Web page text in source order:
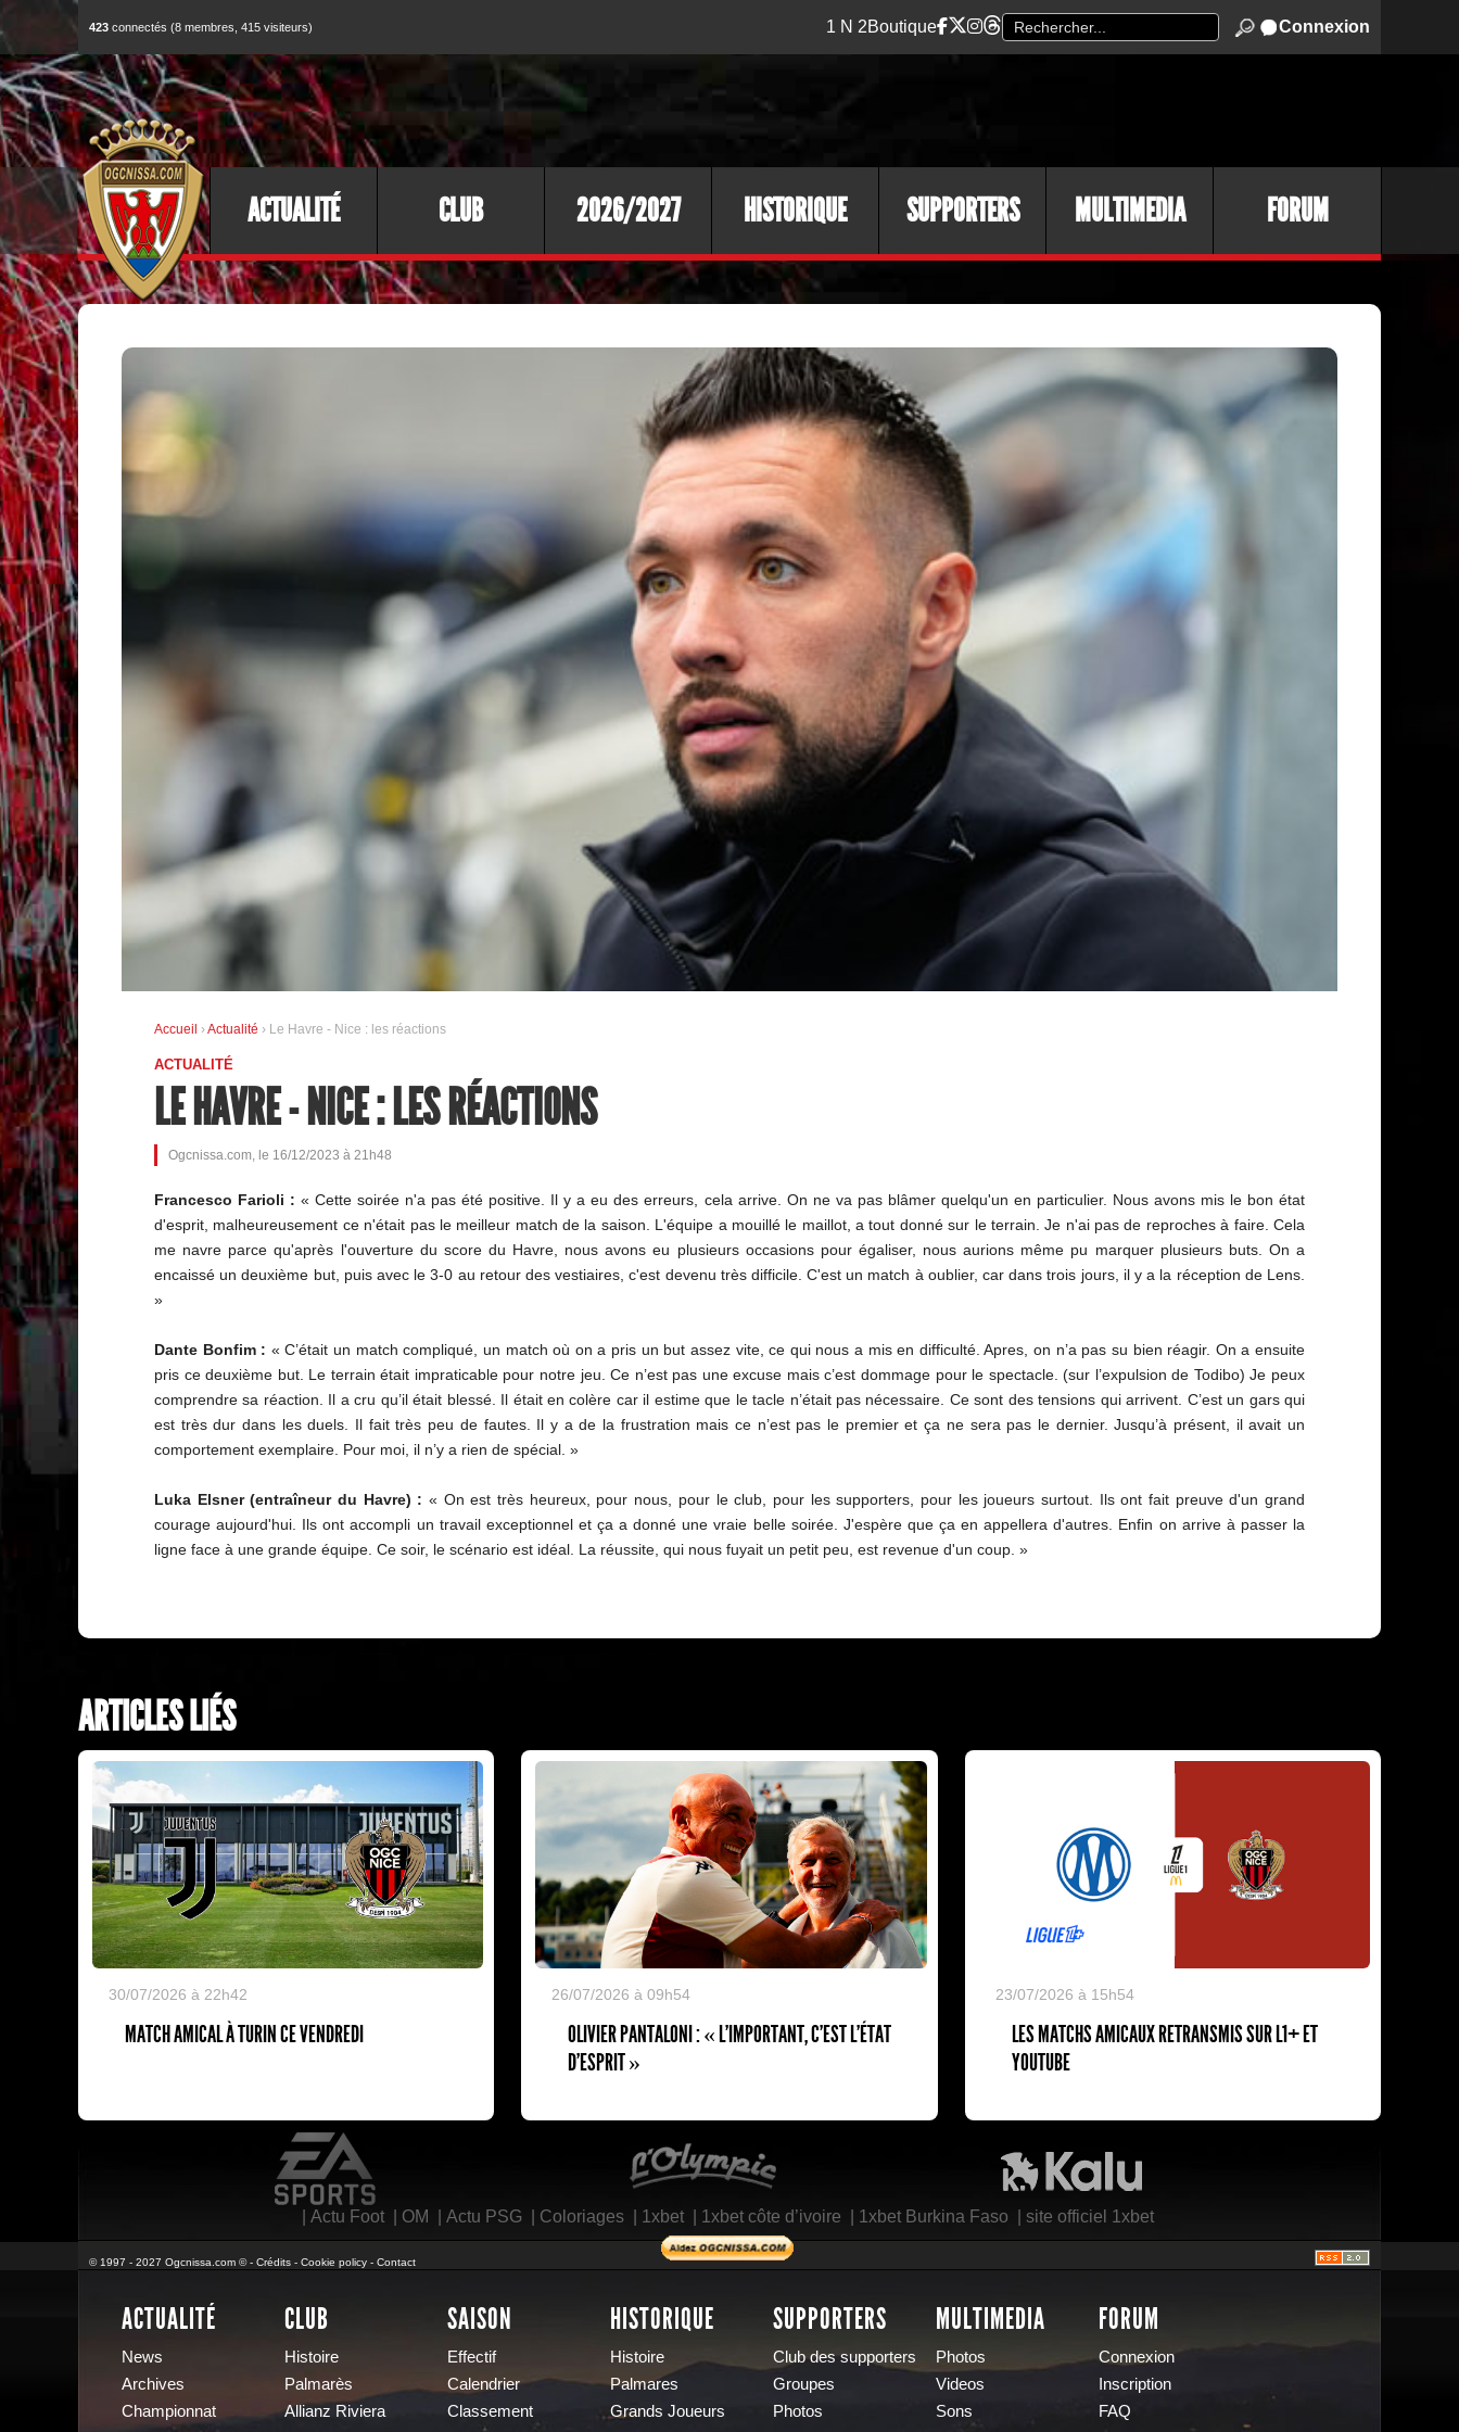
423 connectés (8 membres, 415 visiteurs) 1 N 2Boutique Connexion
ACTUALITÉ CLUB 2026/2027 HISTORIQUE SUPPORTERS MULTIMEDIA FORUM
Accueil ›Actualité › Le Havre - Nice : les réactions
ACTUALITÉ
LE HAVRE - NICE : LES RÉACTIONS
Ogcnissa.com, le 16/12/2023 à 21h48
Francesco Farioli : « Cette soirée n'a pas été positive. Il y a eu des erreurs, cela arrive. On ne va pas blâmer quelqu'un en particulier. Nous avons mis le bon état
d'esprit, malheureusement ce n'était pas le meilleur match de la saison. L'équipe a mouillé le maillot, a tout donné sur le terrain. Je n'ai pas de reproches à faire. Cela
me navre parce qu'après l'ouverture du score du Havre, nous avons eu plusieurs occasions pour égaliser, nous aurions même pu marquer plusieurs buts. On a
encaissé un deuxième but, puis avec le 3-0 au retour des vestiaires, c'est devenu très difficile. C'est un match à oublier, car dans trois jours, il y a la réception de Lens.
»
Dante Bonfim : « C’était un match compliqué, un match où on a pris un but assez vite, ce qui nous a mis en difficulté. Apres, on n’a pas su bien réagir. On a ensuite
pris ce deuxième but. Le terrain était impraticable pour notre jeu. Ce n’est pas une excuse mais c’est dommage pour le spectacle. (sur l’expulsion de Todibo) Je peux
comprendre sa réaction. Il a cru qu’il était blessé. Il était en colère car il estime que le tacle n’était pas nécessaire. Ce sont des tensions qui arrivent. C’est un gars qui
est très dur dans les duels. Il fait très peu de fautes. Il y a de la frustration mais ce n’est pas le premier et ça ne sera pas le dernier. Jusqu’à présent, il avait un
comportement exemplaire. Pour moi, il n’y a rien de spécial. »
Luka Elsner (entraîneur du Havre) : « On est très heureux, pour nous, pour le club, pour les supporters, pour les joueurs surtout. Ils ont fait preuve d'un grand
courage aujourd'hui. Ils ont accompli un travail exceptionnel et ça a donné une vraie belle soirée. J'espère que ça en appellera d'autres. Enfin on arrive à passer la
ligne face à une grande équipe. Ce soir, le scénario est idéal. La réussite, qui nous fuyait un petit peu, est revenue d'un coup. »
ARTICLES LIÉS
30/07/2026 à 22h42
MATCH AMICAL À TURIN CE VENDREDI
26/07/2026 à 09h54
OLIVIER PANTALONI : « L'IMPORTANT, C'EST L'ÉTAT
D'ESPRIT »
23/07/2026 à 15h54
LES MATCHS AMICAUX RETRANSMIS SUR L1+ ET
YOUTUBE
Actu Foot| OM Actu PSG| Coloriages| 1xbet| 1xbet côte d’ivoire 1xbet Burkina Faso site officiel 1xbet
© 1997 - 2027 Ogcnissa.com © - Crédits - Cookie policy - Contact
ACTUALITÉ
News
Archives
Championnat
CLUB
Histoire
Palmarès
Allianz Riviera
SAISON
Effectif
Calendrier
Classement
HISTORIQUE
Histoire
Palmares
Grands Joueurs
SUPPORTERS
Club des supporters
Groupes
Photos
MULTIMEDIA
Photos
Videos
Sons
FORUM
Connexion
Inscription
FAQ